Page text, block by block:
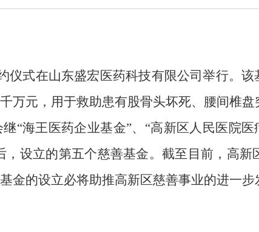
仪式在山东盛宏医药科技有限公司举行。
万元，用于救助患有股骨头坏死、腰间椎盘
“海王医药企业基金”、“高新区人民医院
，设立的第五个慈善基金。截至目前，高
金的设立必将助推高新区慈善事业的进一步